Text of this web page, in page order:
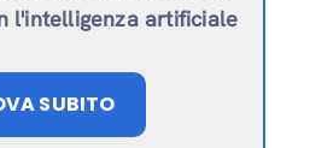
l'intelligenza artificiale
SUBITO